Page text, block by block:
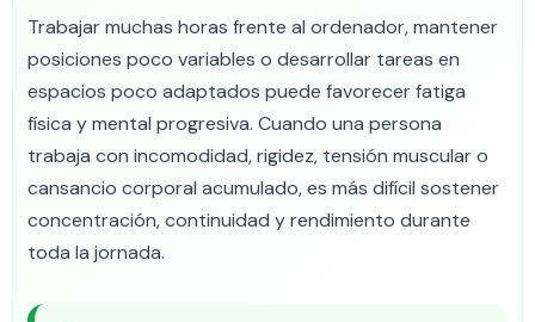
Trabajar muchas horas frente al ordenador, mantener
posiciones poco variables o desarrollar tareas en
espacios poco adaptados puede favorecer fatiga
física y mental progresiva. Cuando una persona
trabaja con incomodidad, rigidez, tensión muscular o
cansancio corporal acumulado, es más difícil sostener
concentración, continuidad y rendimiento durante
toda la jornada.